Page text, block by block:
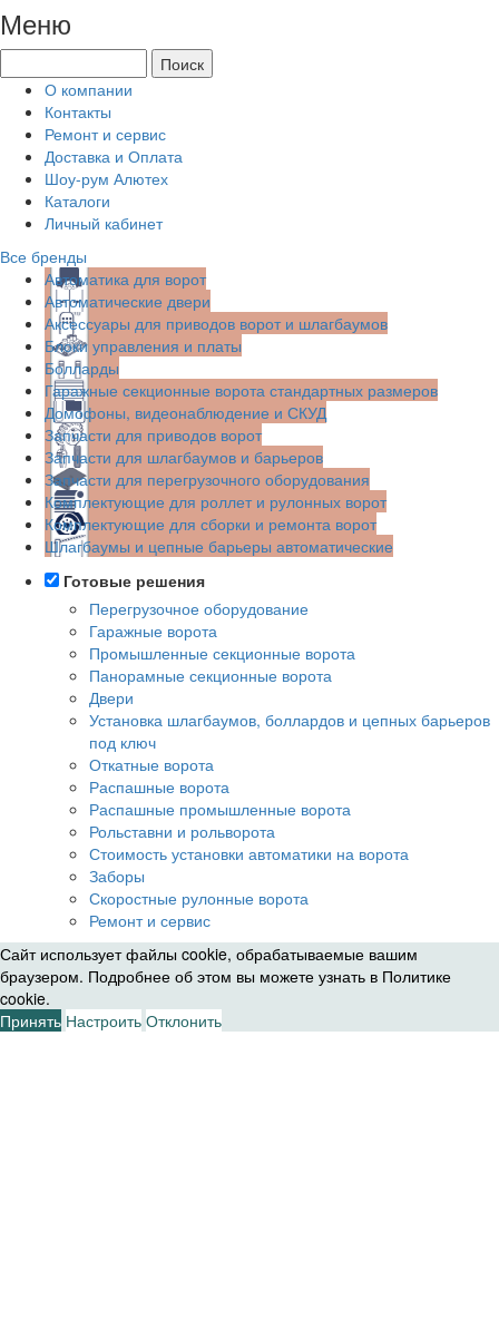
Меню
О компании
Контакты
Ремонт и сервис
Доставка и Оплата
Шоу-рум Алютех
Каталоги
Личный кабинет
Все бренды
Автоматика для ворот
Автоматические двери
Аксессуары для приводов ворот и шлагбаумов
Блоки управления и платы
Болларды
Гаражные секционные ворота стандартных размеров
Домофоны, видеонаблюдение и СКУД
Запчасти для приводов ворот
Запчасти для шлагбаумов и барьеров
Запчасти для перегрузочного оборудования
Комплектующие для роллет и рулонных ворот
Комплектующие для сборки и ремонта ворот
Шлагбаумы и цепные барьеры автоматические
Готовые решения
Перегрузочное оборудование
Гаражные ворота
Промышленные секционные ворота
Панорамные секционные ворота
Двери
Установка шлагбаумов, боллардов и цепных барьеров
под ключ
Откатные ворота
Распашные ворота
Распашные промышленные ворота
Рольставни и рольворота
Стоимость установки автоматики на ворота
Заборы
Скоростные рулонные ворота
Ремонт и сервис
Сайт использует файлы cookie, обрабатываемые вашим
браузером. Подробнее об этом вы можете узнать в Политике
cookie.
Принять Настроить Отклонить